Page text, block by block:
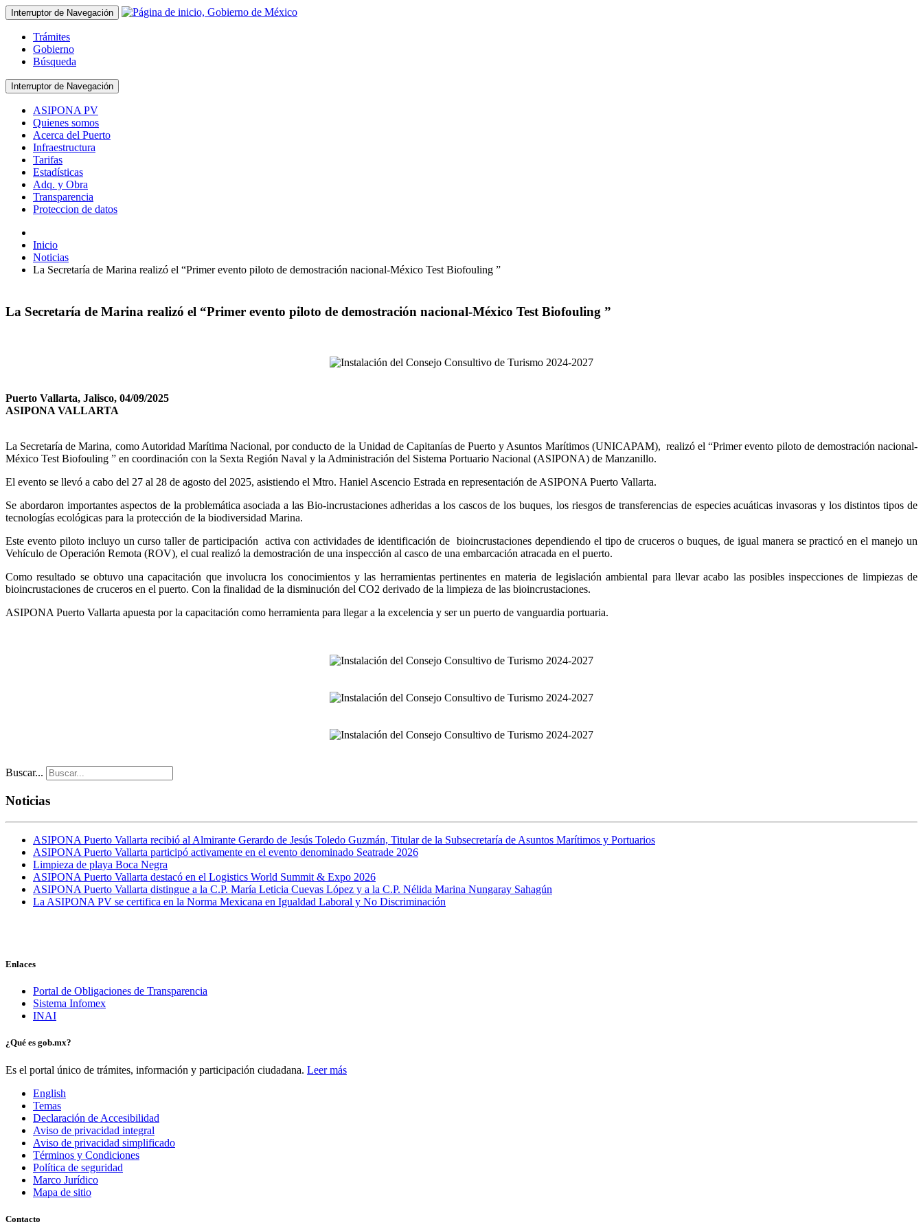
Interruptor de Navegación
Trámites
Gobierno
Búsqueda
Interruptor de Navegación
ASIPONA PV
Quienes somos
Acerca del Puerto
Infraestructura
Tarifas
Estadísticas
Adq. y Obra
Transparencia
Proteccion de datos
Inicio
Noticias
La Secretaría de Marina realizó el “Primer evento piloto de demostración nacional-México Test Biofouling ”
La Secretaría de Marina realizó el “Primer evento piloto de demostración nacional-México Test Biofouling ”
Puerto Vallarta, Jalisco, 04/09/2025
ASIPONA VALLARTA
La Secretaría de Marina, como Autoridad Marítima Nacional, por conducto de la Unidad de Capitanías de Puerto y Asuntos Marítimos (UNICAPAM), realizó el “Primer evento piloto de demostración nacional-
México Test Biofouling ” en coordinación con la Sexta Región Naval y la Administración del Sistema Portuario Nacional (ASIPONA) de Manzanillo.
El evento se llevó a cabo del 27 al 28 de agosto del 2025, asistiendo el Mtro. Haniel Ascencio Estrada en representación de ASIPONA Puerto Vallarta.
Se abordaron importantes aspectos de la problemática asociada a las Bio-incrustaciones adheridas a los cascos de los buques, los riesgos de transferencias de especies acuáticas invasoras y los distintos tipos de
tecnologías ecológicas para la protección de la biodiversidad Marina.
Este evento piloto incluyo un curso taller de participación activa con actividades de identificación de bioincrustaciones dependiendo el tipo de cruceros o buques, de igual manera se practicó en el manejo un
Vehículo de Operación Remota (ROV), el cual realizó la demostración de una inspección al casco de una embarcación atracada en el puerto.
Como resultado se obtuvo una capacitación que involucra los conocimientos y las herramientas pertinentes en materia de legislación ambiental para llevar acabo las posibles inspecciones de limpiezas de
bioincrustaciones de cruceros en el puerto. Con la finalidad de la disminución del CO2 derivado de la limpieza de las bioincrustaciones.
ASIPONA Puerto Vallarta apuesta por la capacitación como herramienta para llegar a la excelencia y ser un puerto de vanguardia portuaria.
Buscar...
Noticias
ASIPONA Puerto Vallarta recibió al Almirante Gerardo de Jesús Toledo Guzmán, Titular de la Subsecretaría de Asuntos Marítimos y Portuarios
ASIPONA Puerto Vallarta participó activamente en el evento denominado Seatrade 2026
Limpieza de playa Boca Negra
ASIPONA Puerto Vallarta destacó en el Logistics World Summit & Expo 2026
ASIPONA Puerto Vallarta distingue a la C.P. María Leticia Cuevas López y a la C.P. Nélida Marina Nungaray Sahagún
La ASIPONA PV se certifica en la Norma Mexicana en Igualdad Laboral y No Discriminación
Enlaces
Portal de Obligaciones de Transparencia
Sistema Infomex
INAI
¿Qué es gob.mx?
Es el portal único de trámites, información y participación ciudadana. Leer más
English
Temas
Declaración de Accesibilidad
Aviso de privacidad integral
Aviso de privacidad simplificado
Términos y Condiciones
Política de seguridad
Marco Jurídico
Mapa de sitio
Contacto